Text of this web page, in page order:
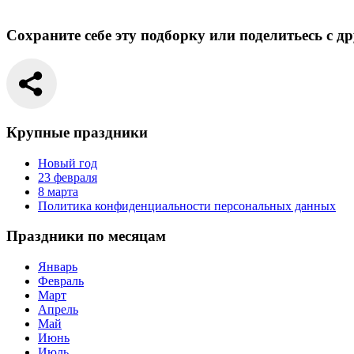
Сохраните себе эту подборку или поделитьесь с
Крупные праздники
Новый год
23 февраля
8 марта
Политика конфиденциальности персональных данных
Праздники по месяцам
Январь
Февраль
Март
Апрель
Май
Июнь